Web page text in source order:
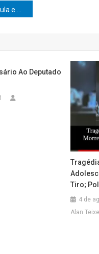
no sábado
Ao Deputado
Tiro;
4 de
Alan